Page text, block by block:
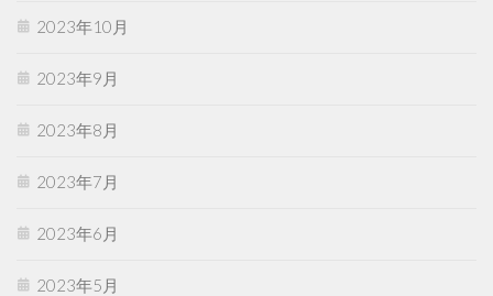
2023年10月
2023年9月
2023年8月
2023年7月
2023年6月
2023年5月